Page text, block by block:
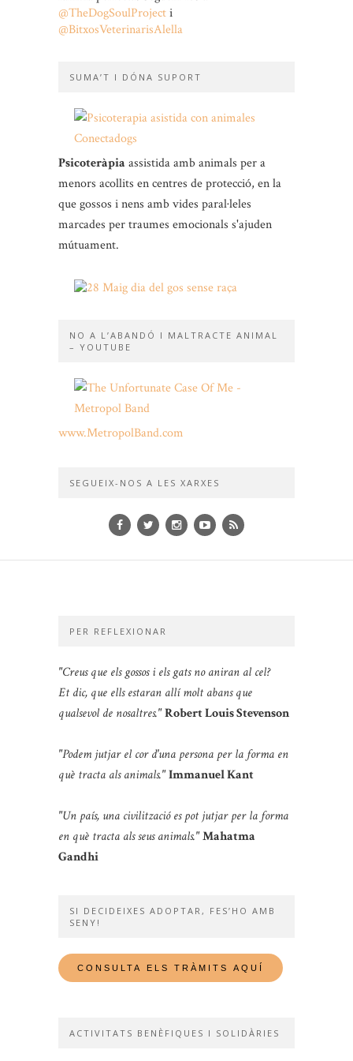
@TheDogSoulProjecti
@BitxosVeterinarisAlella
SUMA’T I DÓNA SUPORT
Psicoteràpia assistida amb animals per a
menors acollits en centres de protecció, en la
que gossos i nens amb vides paral·leles
marcades per traumes emocionals s'ajuden
mútuament.
NO A L’ABANDÓ I MALTRACTE ANIMAL
– YOUTUBE
www.MetropolBand.com
SEGUEIX-NOS A LES XARXES
PER REFLEXIONAR
"Creus que els gossos i els gats no aniran al cel?
Et dic, que ells estaran allí molt abans que
qualsevol de nosaltres."Robert Louis Stevenson
"Podem jutjar el cor d'una persona per la forma en
què tracta als animals."Immanuel Kant
"Un país, una civilització es pot jutjar per la forma
en què tracta als seus animals."Mahatma
Gandhi
SI DECIDEIXES ADOPTAR, FES’HO AMB
SENY!
ACTIVITATS BENÈFIQUES I SOLIDÀRIES